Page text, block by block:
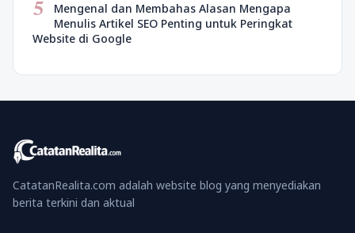
5
Mengenal dan Membahas Alasan Mengapa
Menulis Artikel SEO Penting untuk Peringkat
Website di Google
CatatanRealita.com adalah website blog yang menyediakan
berita terkini dan aktual